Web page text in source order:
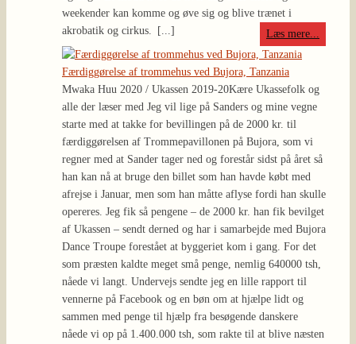
weekender kan komme og øve sig og blive trænet i
akrobatik og cirkus.
[...] Læs mere...
Færdiggørelse af trommehus ved Bujora, Tanzania
Mwaka Huu 2020 / Ukassen 2019-20Kære Ukassefolk og
alle der læser med Jeg vil lige på Sanders og mine vegne
starte med at takke for bevillingen på de 2000 kr. til
færdiggørelsen af Trommepavillonen på Bujora, som vi
regner med at Sander tager ned og forestår sidst på året så
han kan nå at bruge den billet som han havde købt med
afrejse i Januar, men som han måtte aflyse fordi han skulle
opereres. Jeg fik så pengene – de 2000 kr. han fik bevilget
af Ukassen – sendt derned og har i samarbejde med Bujora
Dance Troupe forestået at byggeriet kom i gang. For det
som præsten kaldte meget små penge, nemlig 640000 tsh,
nåede vi langt. Undervejs sendte jeg en lille rapport til
vennerne på Facebook og en bøn om at hjælpe lidt og
sammen med penge til hjælp fra besøgende danskere
nåede vi op på 1.400.000 tsh, som rakte til at blive næsten